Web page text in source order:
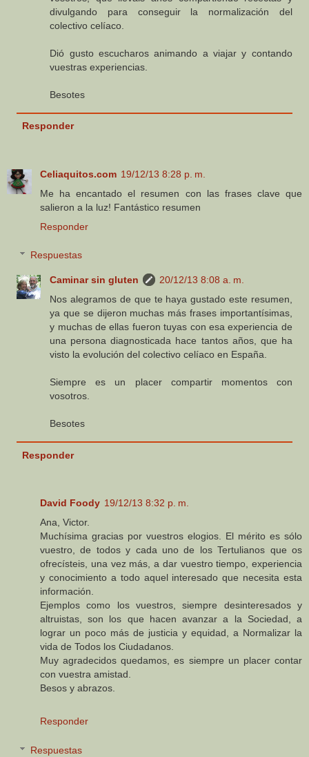
divulgando para conseguir la normalización del
colectivo celíaco.
Dió gusto escucharos animando a viajar y contando
vuestras experiencias.
Besotes
Responder
Celiaquitos.com 19/12/13 8:28 p. m.
Me ha encantado el resumen con las frases clave que
salieron a la luz! Fantástico resumen
Responder
Respuestas
Caminar sin gluten
20/12/13 8:08 a. m.
Nos alegramos de que te haya gustado este resumen,
ya que se dijeron muchas más frases importantísimas,
y muchas de ellas fueron tuyas con esa experiencia de
una persona diagnosticada hace tantos años, que ha
visto la evolución del colectivo celíaco en España.
Siempre es un placer compartir momentos con
vosotros.
Besotes
Responder
David Foody 19/12/13 8:32 p. m.
Ana, Victor.
Muchísima gracias por vuestros elogios. El mérito es sólo
vuestro, de todos y cada uno de los Tertulianos que os
ofrecísteis, una vez más, a dar vuestro tiempo, experiencia
y conocimiento a todo aquel interesado que necesita esta
información.
Ejemplos como los vuestros, siempre desinteresados y
altruistas, son los que hacen avanzar a la Sociedad, a
lograr un poco más de justicia y equidad, a Normalizar la
vida de Todos los Ciudadanos.
Muy agradecidos quedamos, es siempre un placer contar
con vuestra amistad.
Besos y abrazos.
Responder
Respuestas